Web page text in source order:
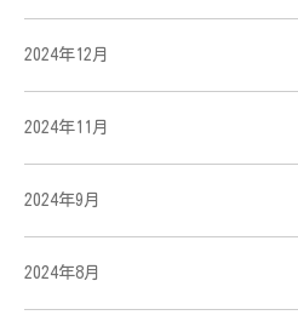
2024年12月
2024年11月
2024年9月
2024年8月